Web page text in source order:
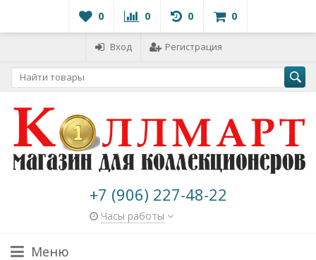
0 0 0 0
Вход Регистрация
+7 (906) 227-48-22
Часы работы
Меню